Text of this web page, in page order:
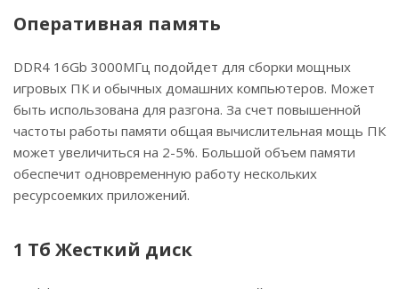
Оперативная память
DDR4 16Gb 3000МГц подойдет для сборки мощных
игровых ПК и обычных домашних компьютеров. Может
быть использована для разгона. За счет повышенной
частоты работы памяти общая вычислительная мощь ПК
может увеличиться на 2-5%. Большой объем памяти
обеспечит одновременную работу нескольких
ресурсоемких приложений.
1 Тб Жесткий диск